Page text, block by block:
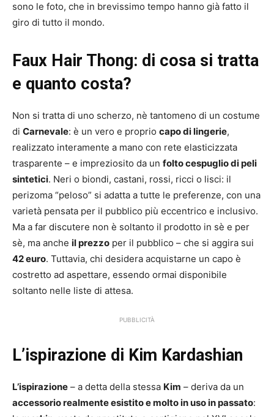
sono le foto, che in brevissimo tempo hanno già fatto il
giro di tutto il mondo.
Faux Hair Thong: di cosa si tratta
e quanto costa?
Non si tratta di uno scherzo, nè tantomeno di un costume
di Carnevale: è un vero e proprio capo di lingerie,
realizzato interamente a mano con rete elasticizzata
trasparente – e impreziosito da un folto cespuglio di peli
sintetici. Neri o biondi, castani, rossi, ricci o lisci: il
perizoma “peloso” si adatta a tutte le preferenze, con una
varietà pensata per il pubblico più eccentrico e inclusivo.
Ma a far discutere non è soltanto il prodotto in sè e per
sè, ma anche il prezzo per il pubblico – che si aggira sui
42 euro. Tuttavia, chi desidera acquistarne un capo è
costretto ad aspettare, essendo ormai disponibile
soltanto nelle liste di attesa.
PUBBLICITÀ
L’ispirazione di Kim Kardashian
L’ispirazione – a detta della stessa Kim – deriva da un
accessorio realmente esistito e molto in uso in passato: